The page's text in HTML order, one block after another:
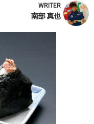
WRITER
南部 真也